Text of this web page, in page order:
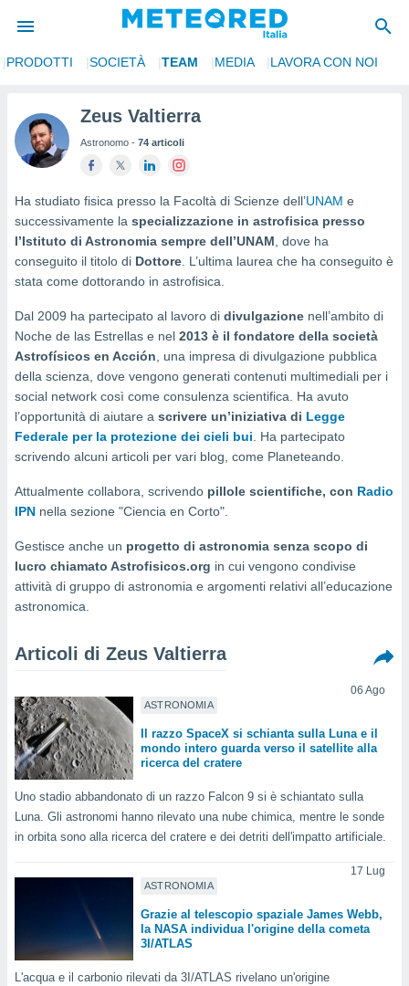
di
di
Web
le
simili,
per
sul
è
di
CONTINUA
IMPOSTAZIONI
PRODOTTI SOCIETÀ TEAM MEDIA LAVORA CON NOI
Zeus Valtierra
Astronomo - 74 articoli
Ha studiato fisica presso la Facoltà di Scienze dell’UNAM e
successivamente la specializzazione in astrofisica presso
l’Istituto di Astronomia sempre dell’UNAM, dove ha
conseguito il titolo di Dottore. L’ultima laurea che ha conseguito è
stata come dottorando in astrofisica.
Dal 2009 ha partecipato al lavoro di divulgazione nell’ambito di
Noche de las Estrellas e nel 2013 è il fondatore della società
Astrofísicos en Acción, una impresa di divulgazione pubblica
della scienza, dove vengono generati contenuti multimediali per i
social network così come consulenza scientifica. Ha avuto
l’opportunità di aiutare a scrivere un’iniziativa di Legge
Federale per la protezione dei cieli bui. Ha partecipato
scrivendo alcuni articoli per vari blog, come Planeteando.
Attualmente collabora, scrivendo pillole scientifiche, con Radio
IPN nella sezione "Ciencia en Corto".
Gestisce anche un progetto di astronomia senza scopo di
lucro chiamato Astrofisicos.org in cui vengono condivise
attività di gruppo di astronomia e argomenti relativi all’educazione
astronomica.
Articoli di Zeus Valtierra
ASTRONOMIA
06 Ago
Il razzo SpaceX si schianta sulla Luna e il
mondo intero guarda verso il satellite alla
ricerca del cratere
Uno stadio abbandonato di un razzo Falcon 9 si è schiantato sulla
Luna. Gli astronomi hanno rilevato una nube chimica, mentre le sonde
in orbita sono alla ricerca del cratere e dei detriti dell'impatto artificiale.
ASTRONOMIA
17 Lug
Grazie al telescopio spaziale James Webb,
la NASA individua l'origine della cometa
3I/ATLAS
L'acqua e il carbonio rilevati da 3I/ATLAS rivelano un'origine